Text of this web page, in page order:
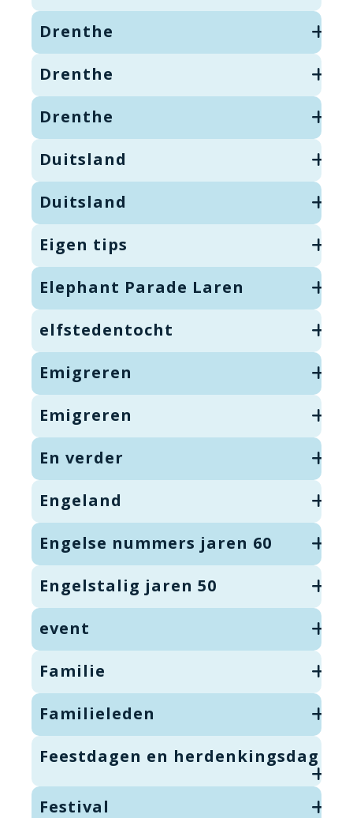
Drenthe
Drenthe
Drenthe
Duitsland
Duitsland
Eigen tips
Elephant Parade Laren
elfstedentocht
Emigreren
Emigreren
En verder
Engeland
Engelse nummers jaren 60
Engelstalig jaren 50
event
Familie
Familieleden
Feestdagen en herdenkingsdag
Festival